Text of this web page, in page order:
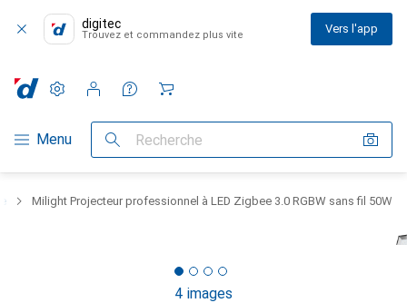
digitec
Trouvez et commandez plus vite Vers l'app
Navigation par catégorie
Menu Recherche
Paramètres
Compte client
Listes de comparaison
Listes d'envies
Panier
Milight Projecteur professionnel à LED Zigbee 3.0 RGBW sans fil 50W
4 images